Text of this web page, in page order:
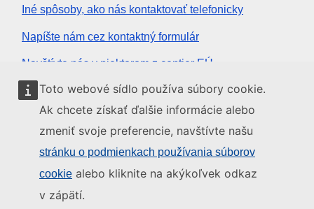
Toto webové sídlo používa súbory cookie.
Ak chcete získať ďalšie informácie alebo
zmeniť svoje preferencie, navštívte našu
stránku o podmienkach používania súborov
cookie alebo kliknite na akýkoľvek odkaz
v zápätí.
Iné spôsoby, ako nás kontaktovať telefonicky
Napíšte nám cez kontaktný formulár
Navštívte nás v niektorom z centier EÚ
Sociálne médiá
Inštitúcie a orgány EÚ